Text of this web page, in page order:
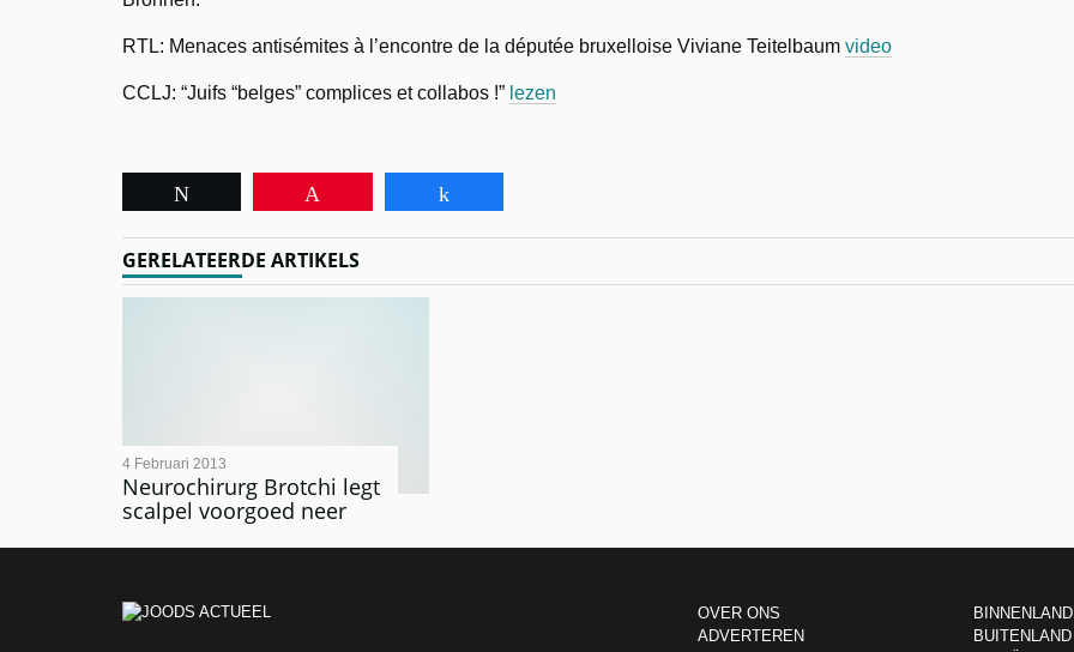
RTL: Menaces antisémites à l’encontre de la députée bruxelloise Viviane Teitelbaum video
CCLJ: “Juifs “belges” complices et collabos !” lezen
GERELATEERDE ARTIKELS
Neurochirurg Brotchi legt
scalpel voorgoed neer
4 Februari 2013
OVER ONS
ADVERTEREN
BINNENLAND
BUITENLAND